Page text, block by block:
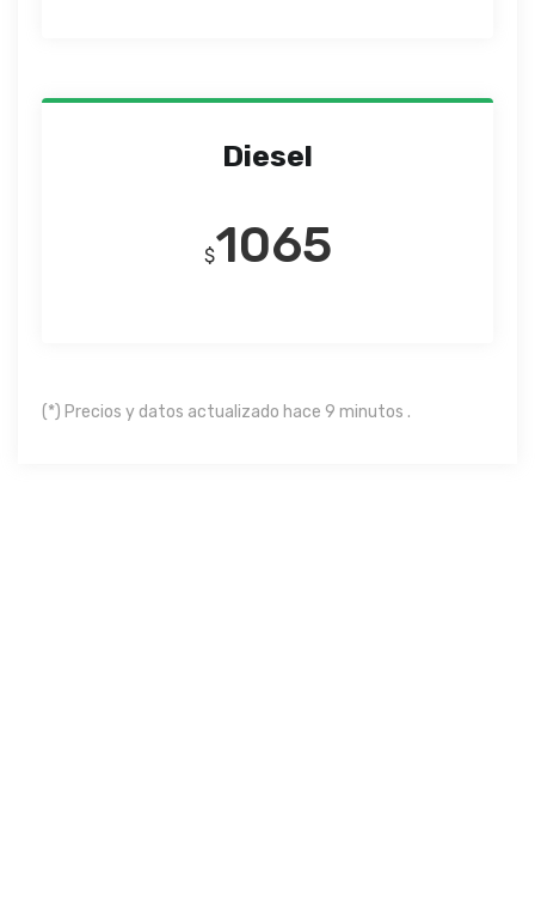
Diesel
$1065
(*) Precios y datos actualizado hace 9 minutos .